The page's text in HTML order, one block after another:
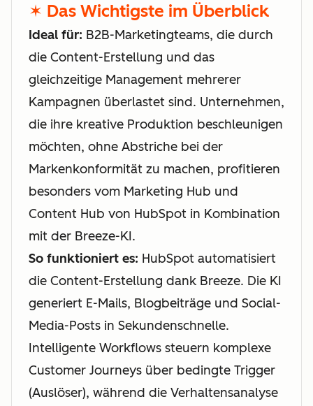
✶ Das Wichtigste im Überblick
Ideal für: B2B-Marketingteams, die durch
die Content-Erstellung und das
gleichzeitige Management mehrerer
Kampagnen überlastet sind. Unternehmen,
die ihre kreative Produktion beschleunigen
möchten, ohne Abstriche bei der
Markenkonformität zu machen, profitieren
besonders vom Marketing Hub und
Content Hub von HubSpot in Kombination
mit der Breeze-KI.
So funktioniert es: HubSpot automatisiert
die Content-Erstellung dank Breeze. Die KI
generiert E-Mails, Blogbeiträge und Social-
Media-Posts in Sekundenschnelle.
Intelligente Workflows steuern komplexe
Customer Journeys über bedingte Trigger
(Auslöser), während die Verhaltensanalyse